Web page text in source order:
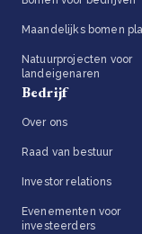
Maandelijks bomen
Natuurprojecten voor
landeigenaren
Bedrijf
Over ons
Raad van bestuur
Investor relations
Evenementen voor
investeerders